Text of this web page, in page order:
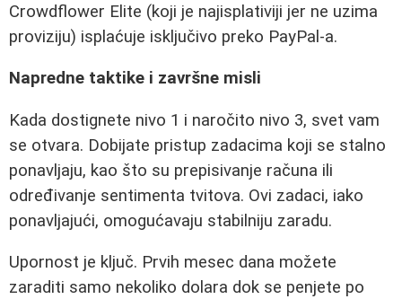
Crowdflower Elite (koji je najisplativiji jer ne uzima
proviziju) isplaćuje isključivo preko PayPal-a.
Napredne taktike i završne misli
Kada dostignete nivo 1 i naročito nivo 3, svet vam
se otvara. Dobijate pristup zadacima koji se stalno
ponavljaju, kao što su prepisivanje računa ili
određivanje sentimenta tvitova. Ovi zadaci, iako
ponavljajući, omogućavaju stabilniju zaradu.
Upornost je ključ. Prvih mesec dana možete
zaraditi samo nekoliko dolara dok se penjete po